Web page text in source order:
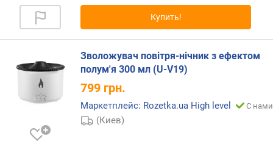
я
н
т
д
Купить!
Зволожувач повітря-нічник з ефектом
полум'я 300 мл (U-V19)
799 грн.
Маркетплейс: Rozetka.ua High level С нами
(Киев)